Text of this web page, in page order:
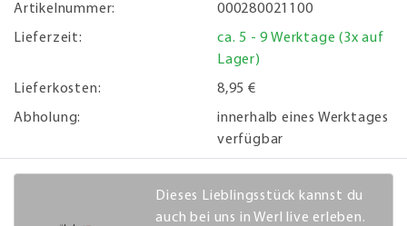
Artikelnummer:
000280021100
Lieferzeit:
ca. 5 - 9 Werktage (3x auf
Lager)
Lieferkosten:
8,95 €
Abholung:
innerhalb eines Werktages
verfügbar
Dieses Lieblingsstück kannst du
auch bei uns in Werl live erleben.